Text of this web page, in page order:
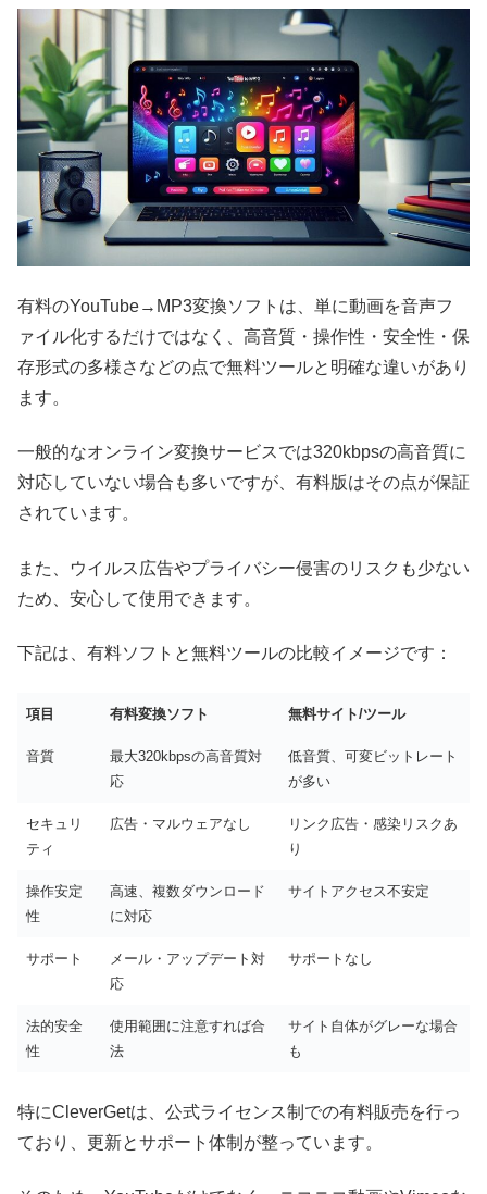
有料のYouTube→MP3変換ソフトは、単に動画を音声フ
ァイル化するだけではなく、高音質・操作性・安全性・保
存形式の多様さなどの点で無料ツールと明確な違いがあり
ます。
一般的なオンライン変換サービスでは320kbpsの高音質に
対応していない場合も多いですが、有料版はその点が保証
されています。
また、ウイルス広告やプライバシー侵害のリスクも少ない
ため、安心して使用できます。
下記は、有料ソフトと無料ツールの比較イメージです：
項目 有料変換ソフト 無料サイト/ツール
音質
最大320kbpsの高音質対
応
低音質、可変ビットレート
が多い
セキュリ
ティ
広告・マルウェアなし
リンク広告・感染リスクあ
り
操作安定
性
高速、複数ダウンロード
に対応
サイトアクセス不安定
サポート
メール・アップデート対
応
サポートなし
法的安全
性
使用範囲に注意すれば合
法
サイト自体がグレーな場合
も
特にCleverGetは、公式ライセンス制での有料販売を行っ
ており、更新とサポート体制が整っています。